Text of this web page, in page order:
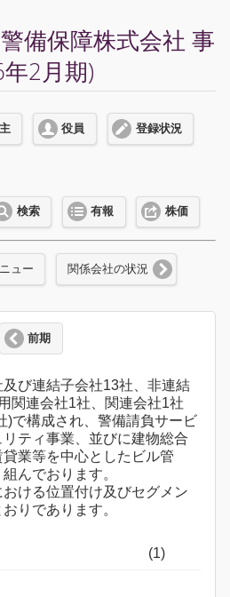
備保障株式会社 事
2月期)
役員 登録状況
検索 有報 株価
ュー 関係会社の状況
前期
び連結子会社13社、非連結
関連会社1社、関連会社1社
)で構成され、警備請負サービ
ティ事業、並びに建物総合
業等を中心としたビル管
んでおります。
ける位置付け及びセグメン
りであります。
(1)